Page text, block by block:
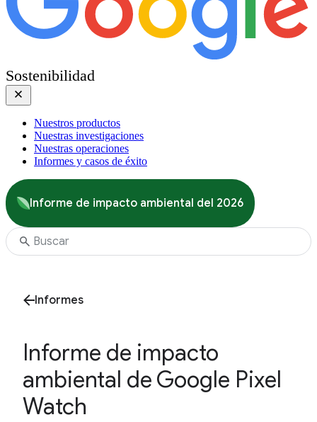
Sostenibilidad
Nuestros productos
Nuestras investigaciones
Nuestras operaciones
Informes y casos de éxito
Informe de impacto ambiental del 2026
Informes
Informe de impacto
ambiental de Google Pixel
Watch